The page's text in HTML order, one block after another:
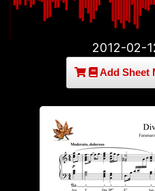
2012-02-
Add Sheet